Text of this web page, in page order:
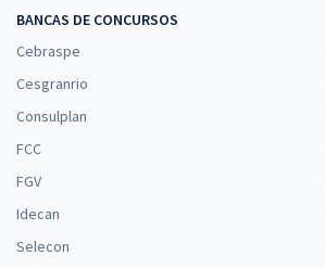
BANCAS DE CONCURSOS
Cebraspe
Cesgranrio
Consulplan
FCC
FGV
Idecan
Selecon